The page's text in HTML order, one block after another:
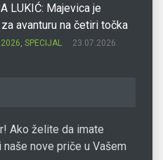
LUKIĆ: Majevica je
avanturu na četiri točka
, SPECIJAL 23.07.2026.
Ako želite da imate
nove priče u Vašem